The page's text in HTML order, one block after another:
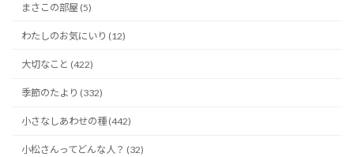
まさこの部屋 (5)
わたしのお気にいり (12)
大切なこと (422)
季節のたより (332)
小さなしあわせの種 (442)
小松さんってどんな人？ (32)